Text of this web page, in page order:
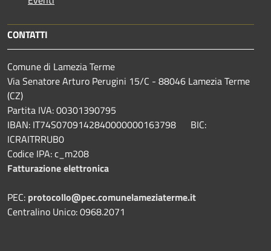
CONTATTI
Comune di Lamezia Terme
Via Senatore Arturo Perugini 15/C - 88046 Lamezia Terme
(CZ)
Partita IVA: 00301390795
IBAN: IT74S0709142840000000163798 BIC:
ICRAITRRUB0
Codice IPA: c_m208
Fatturazione elettronica
PEC: protocollo@pec.comunelameziaterme.it
Centralino Unico: 0968.2071